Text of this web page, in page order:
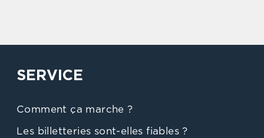
SERVICE
Comment ça marche ?
Les billetteries sont-elles fiables ?